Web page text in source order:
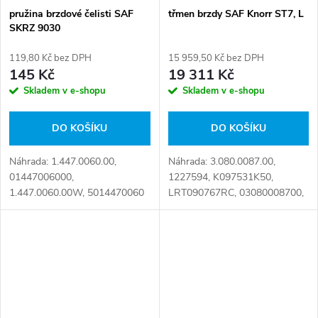
pružina brzdové čelisti SAF
SKRZ 9030
119,80 Kč bez DPH
145 Kč
Skladem v e-shopu
DO KOŠÍKU
Náhrada: 1.447.0060.00,
01447006000,
1.447.0060.00W, 5014470060
Číslo karty: 002191
třmen brzdy SAF Knorr ST7, L
15 959,50 Kč bez DPH
19 311 Kč
Skladem v e-shopu
DO KOŠÍKU
Náhrada: 3.080.0087.00,
1227594, K097531K50,
LRT090767RC, 03080008700,
03080008750, 03080008751,